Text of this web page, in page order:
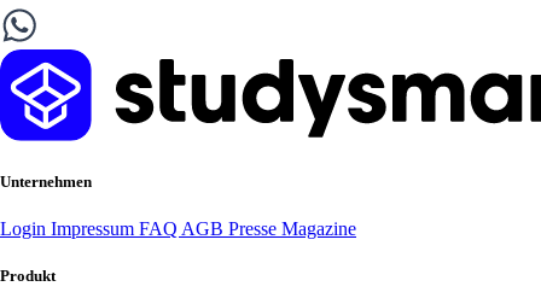
Unternehmen
Login Impressum FAQ AGB Presse Magazine
Produkt